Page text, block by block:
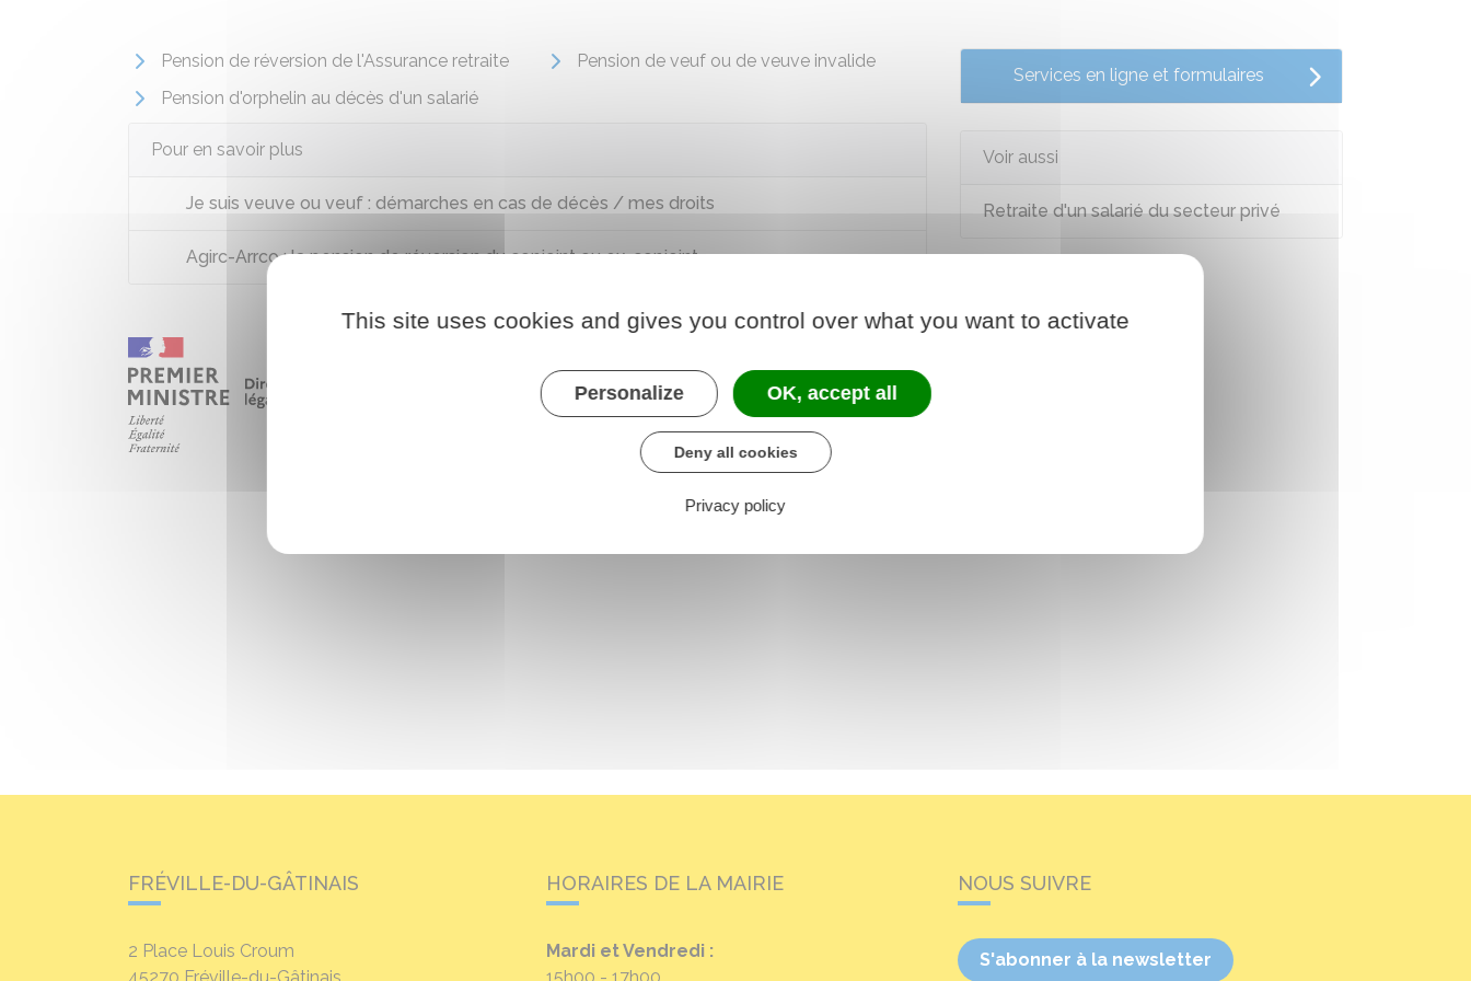
Pension de réversion de l'Assurance retraite
Pension de veuf ou de veuve invalide
Pension d'orphelin au décès d'un salarié
Pour en savoir plus
Je suis veuve ou veuf : démarches en cas de décès / mes droits
Agirc-Arrco : la pension de réversion du conjoint ou ex-conjoint
Services en ligne et formulaires
Voir aussi
Retraite d'un salarié du secteur privé
FRÉVILLE-DU-GÂTINAIS
2 Place Louis Croum
HORAIRES DE LA MAIRIE
Mardi et Vendredi :
NOUS SUIVRE
S'abonner à la newsletter
This site uses cookies and gives you control over what you want to activate
Personalize OK, accept all
Deny all cookies
Privacy policy